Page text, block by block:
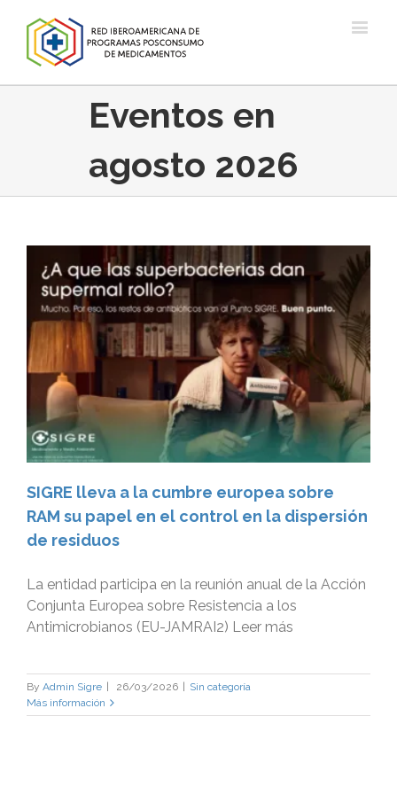
Eventos en
agosto 2026
SIGRE lleva a la cumbre europea sobre
RAM su papel en el control en la dispersión
de residuos
La entidad participa en la reunión anual de la Acción
Conjunta Europea sobre Resistencia a los
Antimicrobianos (EU-JAMRAI2) Leer más
By Admin Sigre 26/03/2026
Sin categoría
Más información